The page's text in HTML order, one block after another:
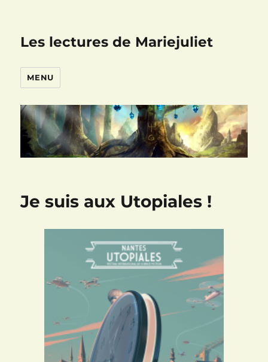
Les lectures de Mariejuliet
MENU
Je suis aux Utopiales !